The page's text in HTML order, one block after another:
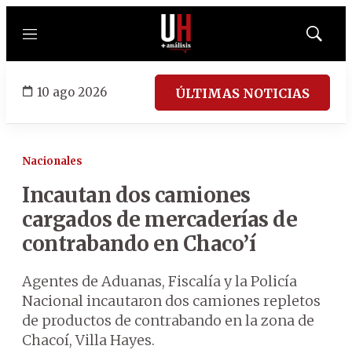
Menú
Mostrar
10 ago 2026 ÚLTIMAS NOTICIAS
Nacionales
Incautan dos camiones
cargados de mercaderías de
contrabando en Chaco’í
Agentes de Aduanas, Fiscalía y la Policía
Nacional incautaron dos camiones repletos
de productos de contrabando en la zona de
Chacoí, Villa Hayes.